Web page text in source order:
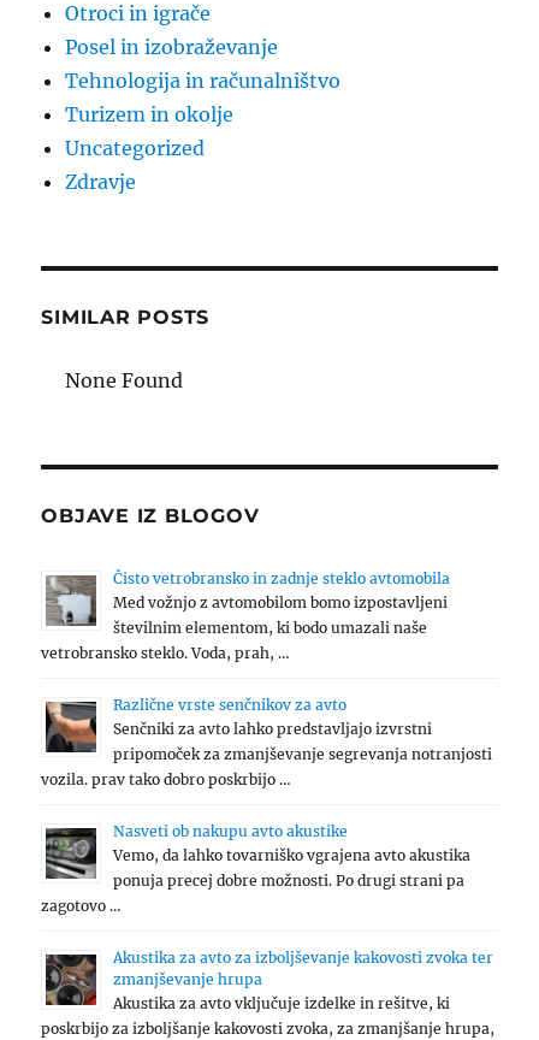
Otroci in igrače
Posel in izobraževanje
Tehnologija in računalništvo
Turizem in okolje
Uncategorized
Zdravje
SIMILAR POSTS
None Found
OBJAVE IZ BLOGOV
Čisto vetrobransko in zadnje steklo avtomobila
Med vožnjo z avtomobilom bomo izpostavljeni
številnim elementom, ki bodo umazali naše
vetrobransko steklo. Voda, prah, …
Različne vrste senčnikov za avto
Senčniki za avto lahko predstavljajo izvrstni
pripomoček za zmanjševanje segrevanja notranjosti
vozila. prav tako dobro poskrbijo …
Nasveti ob nakupu avto akustike
Vemo, da lahko tovarniško vgrajena avto akustika
ponuja precej dobre možnosti. Po drugi strani pa
zagotovo …
Akustika za avto za izboljševanje kakovosti zvoka ter
zmanjševanje hrupa
Akustika za avto vključuje izdelke in rešitve, ki
poskrbijo za izboljšanje kakovosti zvoka, za zmanjšanje hrupa,